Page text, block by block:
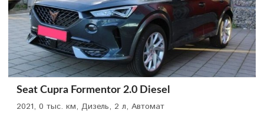
Seat Cupra Formentor 2.0 Diesel
2021, 0 тыс. км, Дизель, 2 л, Автомат